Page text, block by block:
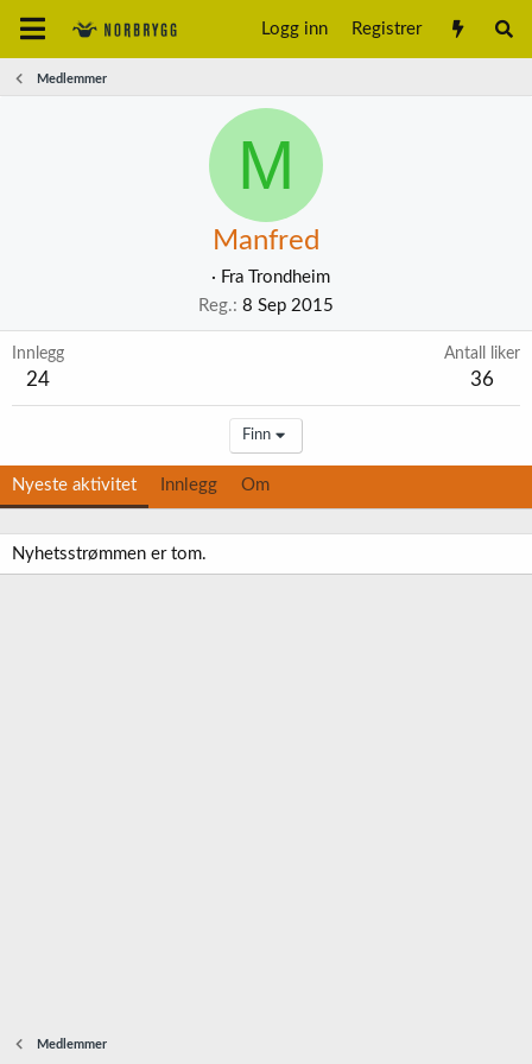
Logg inn Registrer
Medlemmer
M
Manfred
· Fra
Trondheim
Reg. 8 Sep 2015
Innlegg
24
Antall liker
36
Finn
Nyeste aktivitet Innlegg Om
Nyhetsstrømmen er tom.
Medlemmer